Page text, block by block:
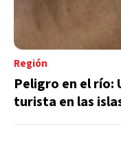
Región
Peligro en el río:
turista en las